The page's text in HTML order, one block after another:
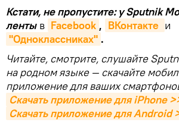
Кстати, не пропустите: у Sputnik
ленты в Facebook , ВКонтакте и
"Одноклассниках" .
Читайте, смотрите, слушайте
на родном языке — скачайте
приложение для ваших
Скачать приложение для iPhone
Скачать приложение для Android